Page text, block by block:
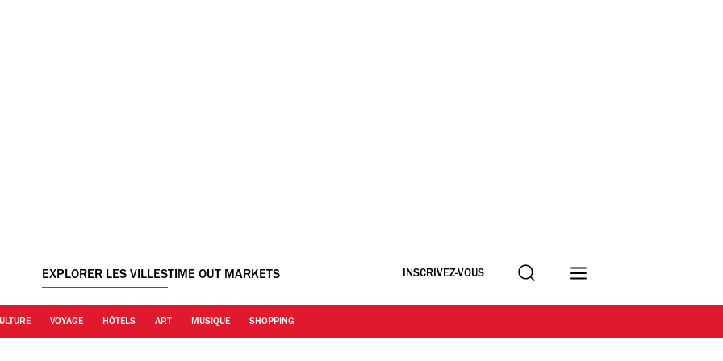
EXPLORER LES VILLESTIME OUT MARKETS INSCRIVEZ-VOUS Recherche
VOYAGE HÔTELS ART MUSIQUE SHOPPING